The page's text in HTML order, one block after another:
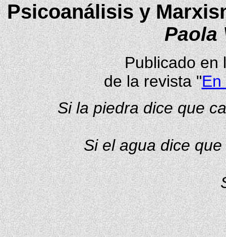
Psicoanálisis y
Paola
Publicado en
de la revista "En
Si la piedra dice que
Si el agua dice